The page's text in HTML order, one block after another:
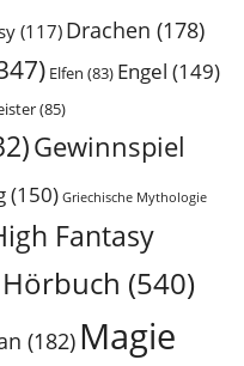
(117) Drachen (178)
Elfen (83) Engel (149)
(85)
Gewinnspiel
(150) Griechische Mythologie
Fantasy
Hörbuch (540)
(182) Magie